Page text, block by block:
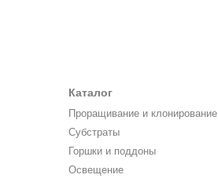
Каталог
Проращивание и клонирование
Субстраты
Горшки и поддоны
Освещение